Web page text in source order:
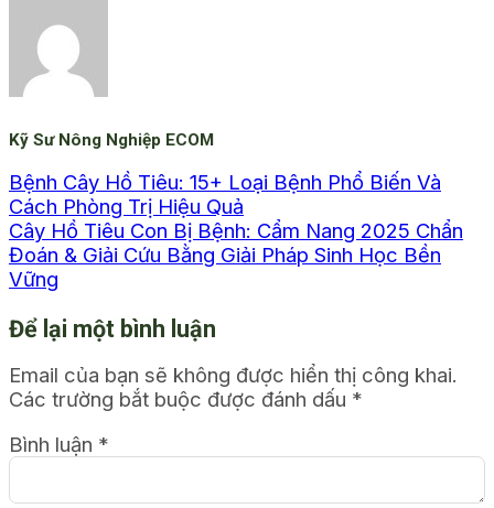
Kỹ Sư Nông Nghiệp ECOM
Bệnh Cây Hồ Tiêu: 15+ Loại Bệnh Phổ Biến Và
Cách Phòng Trị Hiệu Quả
Cây Hồ Tiêu Con Bị Bệnh: Cẩm Nang 2025 Chẩn
Đoán & Giải Cứu Bằng Giải Pháp Sinh Học Bền
Vững
Để lại một bình luận
Email của bạn sẽ không được hiển thị công khai.
Các trường bắt buộc được đánh dấu *
Bình luận *